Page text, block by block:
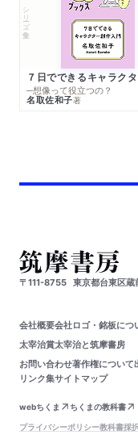
シリーズ・全集
─想像って役立つの？
名取佐和子著
〒111-8755 東京都台東区
会社概要会社ロゴ・銘板につ
太宰治賞太宰治と筑摩書房
お問い合わせ著作権について
リンク集サイトマップ
webちくま
ちくまの教科書
プライバシーポリシー教科書採